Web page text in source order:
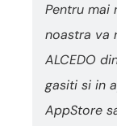
Pentru mai
noastra va
ALCEDO
gasiti si in
AppStore